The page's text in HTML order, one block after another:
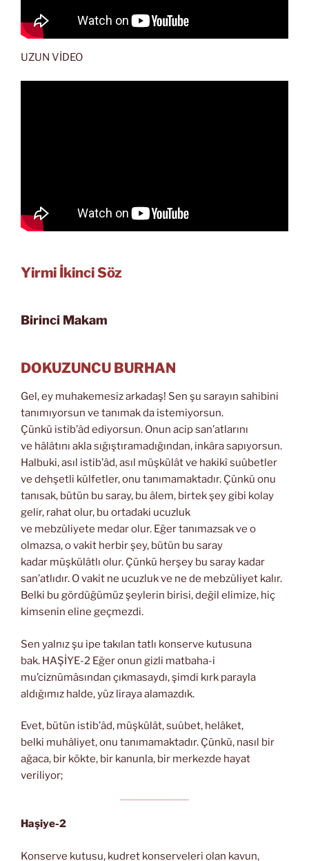
UZUN VİDEO
Yirmi İkinci Söz
Birinci Makam
DOKUZUNCU BURHAN
Gel, ey muhakemesiz arkadaş! Sen şu sarayın sahibini
tanımıyorsun ve tanımak da istemiyorsun.
Çünkü istib’âd ediyorsun. Onun acip san’atlarını
ve hâlâtını akla sığıştıramadığından, inkâra sapıyorsun.
Halbuki, asıl istib’âd, asıl müşkülât ve hakikî suûbetler
ve dehşetli külfetler, onu tanımamaktadır. Çünkü onu
tanısak, bütün bu saray, bu âlem, birtek şey gibi kolay
gelir, rahat olur, bu ortadaki ucuzluk
ve mebzûliyete medar olur. Eğer tanımazsak ve o
olmazsa, o vakit herbir şey, bütün bu saray
kadar müşkülâtlı olur. Çünkü herşey bu saray kadar
san’atlıdır. O vakit ne ucuzluk ve ne de mebzûliyet kalır.
Belki bu gördüğümüz şeylerin birisi, değil elimize, hiç
kimsenin eline geçmezdi.
Sen yalnız şu ipe takılan tatlı konserve kutusuna
bak. HAŞİYE-2 Eğer onun gizli matbaha-i
mu’ciznümâsından çıkmasaydı, şimdi kırk parayla
aldığımız halde, yüz liraya alamazdık.
Evet, bütün istib’âd, müşkülât, suûbet, helâket,
belki muhâliyet, onu tanımamaktadır. Çünkü, nasıl bir
ağaca, bir kökte, bir kanunla, bir merkezde hayat
veriliyor;
Haşiye-2
Konserve kutusu, kudret konserveleri olan kavun,